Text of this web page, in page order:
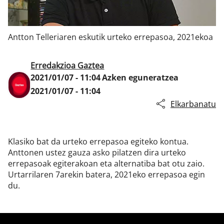
Klisk
Antton Telleriaren eskutik urteko errepasoa, 2021ekoa
Erredakzioa Gaztea
2021/01/07 - 11:04Azken eguneratzea
2021/01/07 - 11:04
Elkarbanatu
Klasiko bat da urteko errepasoa egiteko kontua.
Anttonen ustez gauza asko pilatzen dira urteko
errepasoak egiterakoan eta alternatiba bat otu zaio.
Urtarrilaren 7arekin batera, 2021eko errepasoa egin
du.